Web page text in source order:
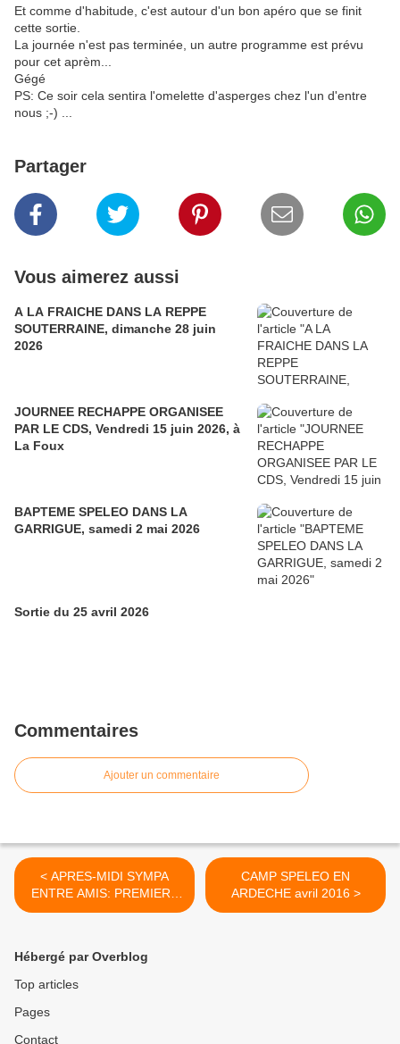
Et comme d'habitude, c'est autour d'un bon apéro que se finit
cette sortie.
La journée n'est pas terminée, un autre programme est prévu
pour cet aprèm...
Gégé
PS: Ce soir cela sentira l'omelette d'asperges chez l'un d'entre
nous ;-) ...
Partager
Vous aimerez aussi
A LA FRAICHE DANS LA REPPE
SOUTERRAINE, dimanche 28 juin
2026
JOURNEE RECHAPPE ORGANISEE
PAR LE CDS, Vendredi 15 juin 2026, à
La Foux
BAPTEME SPELEO DANS LA
GARRIGUE, samedi 2 mai 2026
Sortie du 25 avril 2026
Commentaires
Ajouter un commentaire
< APRES-MIDI SYMPA
ENTRE AMIS: PREMIERE
AU KIHEBI 7avril 2016
CAMP SPELEO EN
ARDECHE avril 2016 >
Hébergé par Overblog
Top articles
Pages
Contact